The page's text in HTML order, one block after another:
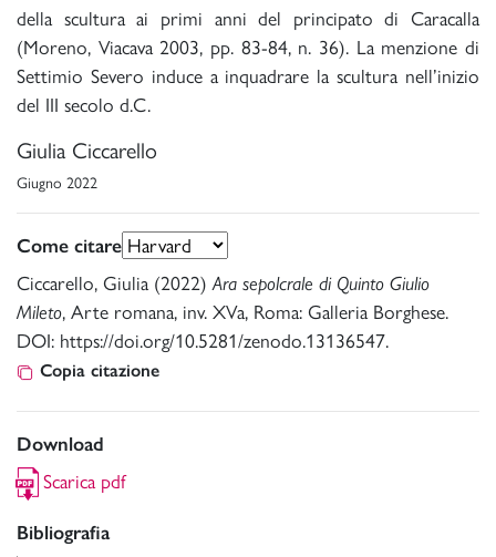
della scultura ai primi anni del principato di Caracalla
(Moreno, Viacava 2003, pp. 83-84, n. 36). La menzione di
Settimio Severo induce a inquadrare la scultura nell’inizio
del III secolo d.C.
Giulia Ciccarello
Giugno 2022
Come citare
Ciccarello, Giulia (2022) Ara sepolcrale di Quinto Giulio
Mileto, Arte romana, inv. XVa, Roma: Galleria Borghese.
DOI: https://doi.org/10.5281/zenodo.13136547.
Copia citazione
Download
Scarica pdf
Bibliografia